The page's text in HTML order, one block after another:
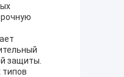
защиты.
типов